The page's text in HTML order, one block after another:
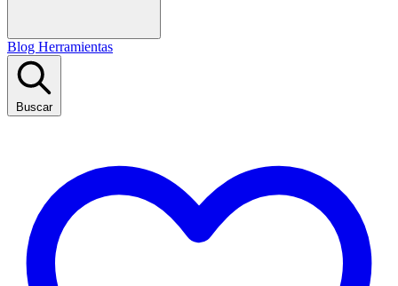
Blog Herramientas
Buscar